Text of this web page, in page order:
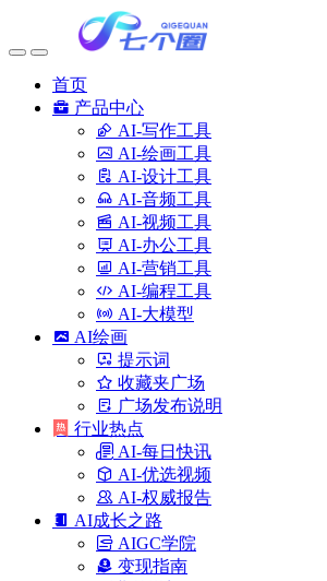
首页
产品中心
AI-写作工具
AI-绘画工具
AI-设计工具
AI-音频工具
AI-视频工具
AI-办公工具
AI-营销工具
AI-编程工具
AI-大模型
AI绘画
提示词
收藏夹广场
广场发布说明
行业热点
AI-每日快讯
AI-优选视频
AI-权威报告
AI成长之路
AIGC学院
变现指南